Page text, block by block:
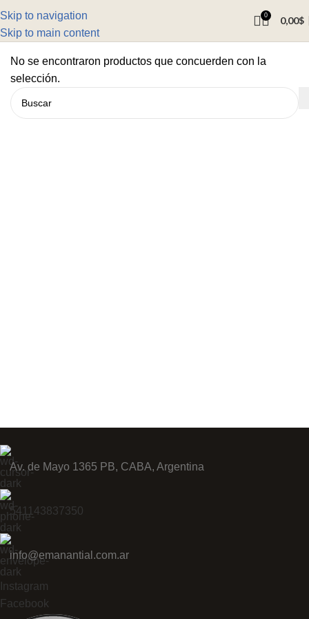
Skip to navigation
Skip to main content
0 0,00$
No se encontraron productos que concuerden con la
selección.
Av. de Mayo 1365 PB, CABA, Argentina
541143837350
info@emanantial.com.ar
Instagram
Facebook